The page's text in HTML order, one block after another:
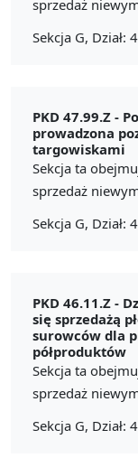
sprzedaż
Sekcja G, Dział:
PKD 47.99.Z -
prowadzona
targowiskami
Sekcja ta
sprzedaż
Sekcja G, Dział:
PKD 46.11.Z -
się sprzedażą
surowców dla
półproduktów
Sekcja ta
sprzedaż
Sekcja G, Dział: